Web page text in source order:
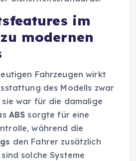
im
modernen
Fahrzeugen wirkt
des Modells zwar
war für die damalige
ABS sorgte für eine
während die
den Fahrer zusätzlich
solche Systeme